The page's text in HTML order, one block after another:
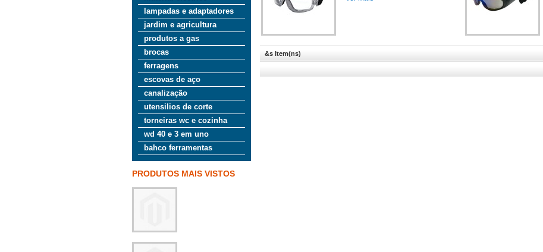
lampadas e adaptadores
jardim e agricultura
produtos a gas
brocas
ferragens
escovas de aço
canalização
utensilios de corte
torneiras wc e cozinha
wd 40 e 3 em uno
bahco ferramentas
PRODUTOS MAIS VISTOS
&s Item(ns)